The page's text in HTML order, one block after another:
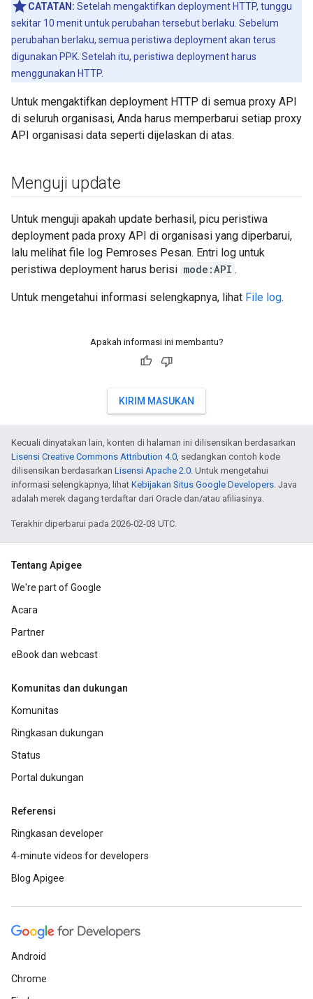
CATATAN: Setelah mengaktifkan deployment HTTP, tunggu
sekitar 10 menit untuk perubahan tersebut berlaku. Sebelum
perubahan berlaku, semua peristiwa deployment akan terus
digunakan PPK. Setelah itu, peristiwa deployment harus
menggunakan HTTP.
Untuk mengaktifkan deployment HTTP di semua proxy API
di seluruh organisasi, Anda harus memperbarui setiap proxy
API organisasi data seperti dijelaskan di atas.
Menguji update
Untuk menguji apakah update berhasil, picu peristiwa
deployment pada proxy API di organisasi yang diperbarui,
lalu melihat file log Pemroses Pesan. Entri log untuk
peristiwa deployment harus berisi mode:API .
Untuk mengetahui informasi selengkapnya, lihat File log.
Apakah informasi ini membantu?
KIRIM MASUKAN
Kecuali dinyatakan lain, konten di halaman ini dilisensikan berdasarkan
Lisensi Creative Commons Attribution 4.0, sedangkan contoh kode
dilisensikan berdasarkan Lisensi Apache 2.0. Untuk mengetahui
informasi selengkapnya, lihat Kebijakan Situs Google Developers. Java
adalah merek dagang terdaftar dari Oracle dan/atau afiliasinya.
Terakhir diperbarui pada 2026-02-03 UTC.
Tentang Apigee
We're part of Google
Acara
Partner
eBook dan webcast
Komunitas dan dukungan
Komunitas
Ringkasan dukungan
Status
Portal dukungan
Referensi
Ringkasan developer
4-minute videos for developers
Blog Apigee
Android
Chrome